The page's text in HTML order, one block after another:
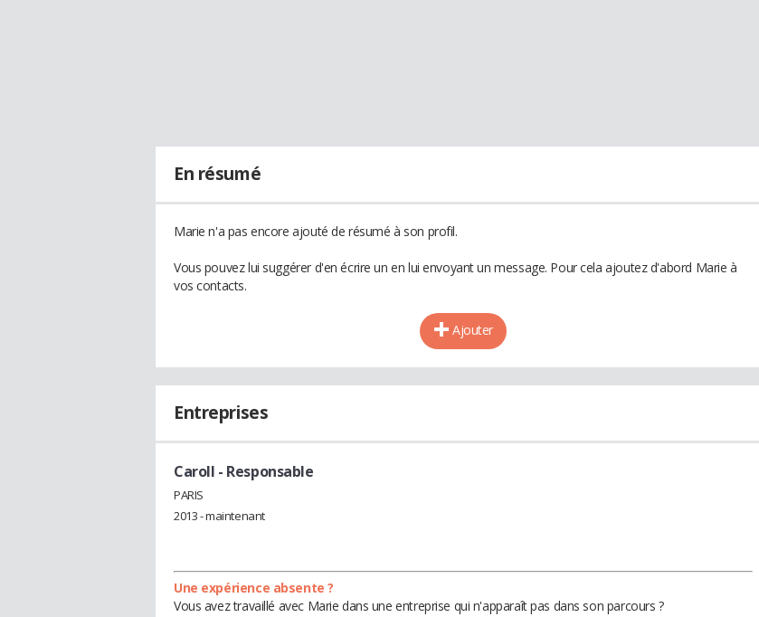
En résumé
Marie n'a pas encore ajouté de résumé à son profil.
Vous pouvez lui suggérer d'en écrire un en lui envoyant un message. Pour cela ajoutez d'abord Marie à
vos contacts.
Ajouter
Entreprises
Caroll - Responsable
PARIS
2013 - maintenant
Une expérience absente ?
Vous avez travaillé avec Marie dans une entreprise qui n'apparaît pas dans son parcours ?